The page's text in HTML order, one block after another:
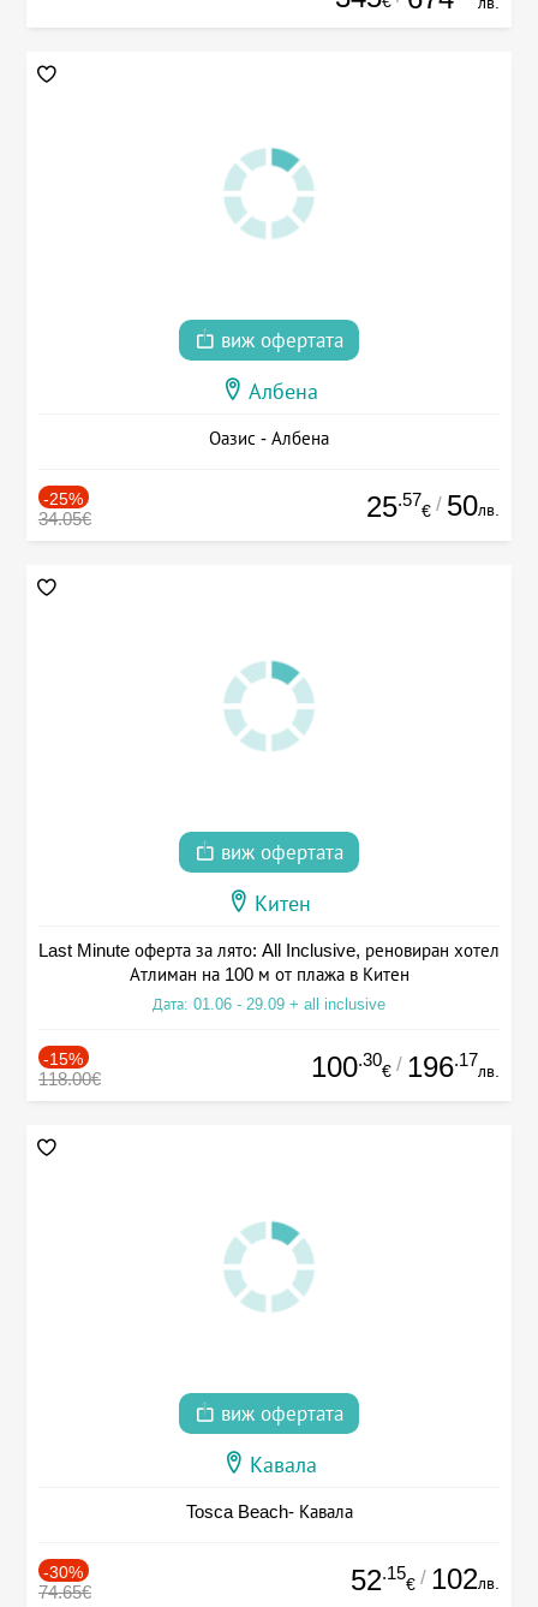
виж офертата
Албена
Оазис - Албена
-25%
34.05€ 25.57
€ / 50лв.
виж офертата
Китен
Last Minute оферта за лято: All Inclusive, реновиран хотел
Атлиман на 100 м от плажа в Китен
Дата: 01.06 - 29.09 + all inclusive
-15%
118.00€ 100.30
€ / 196.17
лв.
виж офертата
Кавала
Tosca Beach- Кавала
-30%
74.65€ 52.15
€ / 102лв.